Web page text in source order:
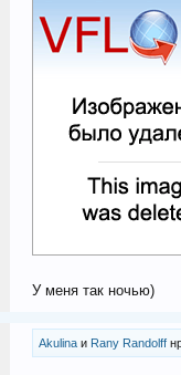
У меня так ночью)
Akulinaи Rany Randolff